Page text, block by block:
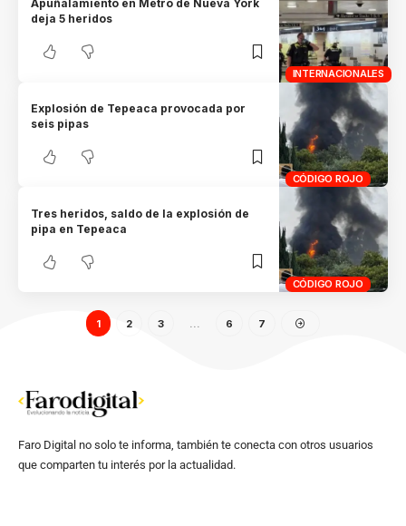
INTERNACIONALES
Apuñalamiento en Metro de Nueva York
deja 5 heridos
CÓDIGO ROJO
Explosión de Tepeaca provocada por
seis pipas
CÓDIGO ROJO
Tres heridos, saldo de la explosión de
pipa en Tepeaca
1 2 3 6 7
Faro Digital no solo te informa, también te conecta con otros usuarios
que comparten tu interés por la actualidad.